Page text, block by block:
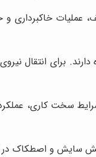
عملیات
برای انتقال
سخت کاری،
سایش و اصطکاک